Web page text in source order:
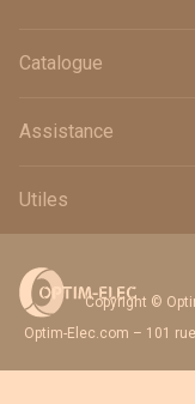
Catalogue
Assistance
Utiles
Copyright ©
Optim-Elec.com – 101